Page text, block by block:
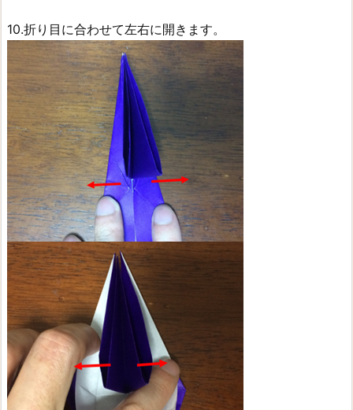
10.折り目に合わせて左右に開きます。